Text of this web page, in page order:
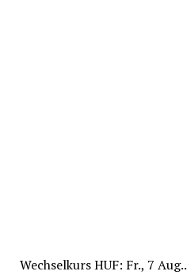
WechselkursHUF: Fr., 7 Aug..